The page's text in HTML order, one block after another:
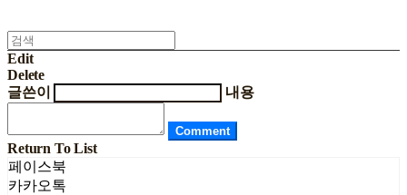
Edit
Delete
글쓴이
내용
Comment
Return To List
페이스북
카카오톡